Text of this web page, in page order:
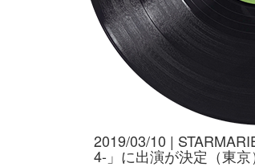
2019/03/10 |
4-」に出演が決定（東京